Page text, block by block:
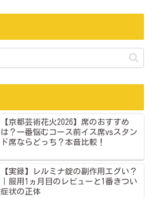
【京都芸術花火2026】席のおすすめ
は？一番悩むコース前イス席vsスタン
ド席ならどっち？本音比較！
【実録】レルミナ錠の副作用エグい？
｜服用1ヵ月目のレビューと1番きつい
症状の正体